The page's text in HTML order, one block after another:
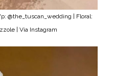
@the_tuscan_wedding | Floral:
| Via Instagram